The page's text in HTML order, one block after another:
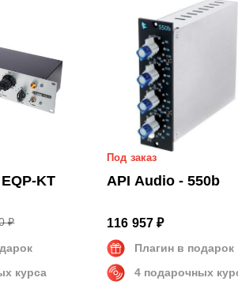
KT
₽
курса
Под заказ
API Audio - 550b
116 957 ₽
Плагин в подарок
4 подарочных